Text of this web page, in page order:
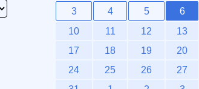
3
4 5 6
10
11 12 13
17
18 19 20
24
25 26 27